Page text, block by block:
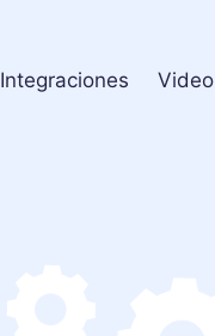
Integraciones Video